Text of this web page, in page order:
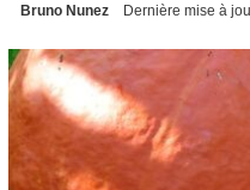
Bruno Nunez Dernière mise à